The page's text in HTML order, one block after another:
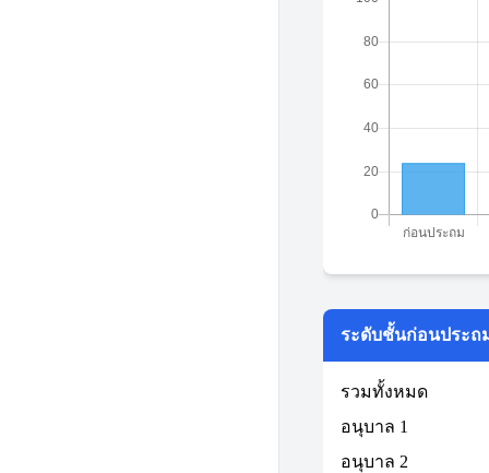
ระดับชั้นก่อนประถ
รวมทั้งหมด
อนุบาล 1
อนุบาล 2